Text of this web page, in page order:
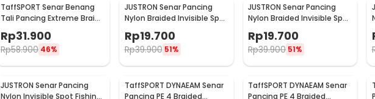
TaffSPORT Senar Benang
Tali Pancing Extreme Braid
5.0 300M - FM-PEL
Rp31.900
Rp58.900 46%
JUSTRON Senar Pancing
Nylon Braided Invisible Spot
Rp19.700
Rp39.900 51%
JUSTRON Senar Pancing
Nylon Braided Invisible Spot
DPLS
Rp19.700
Rp39.900 51%
JUSTRON Senar Pancing
Nylon Invisible Spot Fishing
TaffSPORT DYNAEAM Senar
Pancing PE 4 Braided
TaffSPORT DYNAEAM Senar
Pancing PE 4 Braided